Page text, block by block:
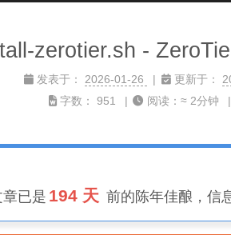
zerotier.sh -
发表于： 2026-01-26 更新于：
字数：
951 阅读：≈ 2分钟
已是 194 天 前的陈年佳酿，信